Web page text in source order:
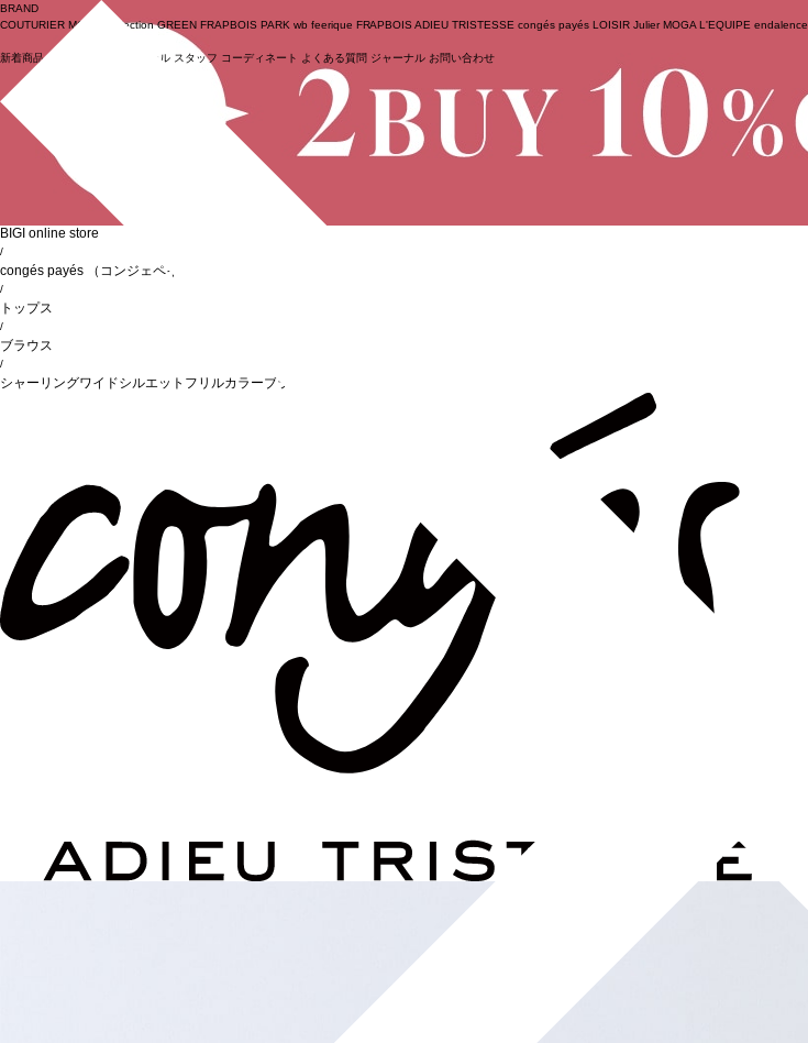
ログイン
BRAND
COUTURIER MOGA Collection GREEN FRAPBOIS PARK wb feerique FRAPBOIS ADIEU TRISTESSE congés payés LOISIR Julier MOGA L'EQUIPE endalence
新着商品 (ライブ) セール スタッフ コーディネート よくある質問 ジャーナル お問い合わせ
BIGI online store
/
congés payés （コンジェペイエ）
/
トップス
/
ブラウス
/
シャーリングワイドシルエットフリルカラーブラウス